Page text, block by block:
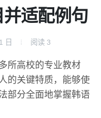
适配例句
日 阅读 3
所高校的专业教材
的关键特质，能够使
部分全面地掌握韩语